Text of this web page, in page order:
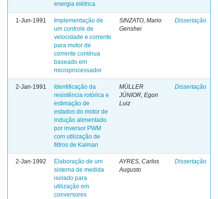
energia elétrica
1-Jun-1991
Implementação de
um controle de
velocidade e corrente
para motor de
corrente contínua
baseado em
microprocessador
SINZATO, Mario
Genshei
Dissertação
2-Jan-1991
Identificação da
resistência rotórica e
estimação de
estados do motor de
indução alimentado
por inversor PWM
com utilização de
filtros de Kalman
MÜLLER
JÚNIOR, Egon
Luiz
Dissertação
2-Jan-1992
Elaboração de um
sistema de medida
isolado para
utilização em
conversores
AYRES, Carlos
Augusto
Dissertação